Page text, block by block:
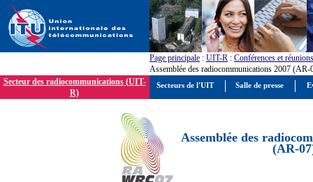
Page principale : UIT-R : Conférences et réunions
Assemblée des radiocommunications 2007 (AR-
Secteur des radiocommunications (UIT-
R)
Assemblée des
(AR-
Secteurs de l'UIT Salle de presse